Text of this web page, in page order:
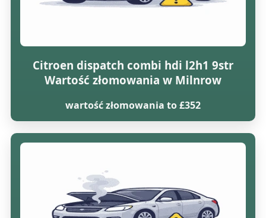
Citroen dispatch combi hdi l2h1 9str
Wartość złomowania w Milnrow
wartość złomowania to £352